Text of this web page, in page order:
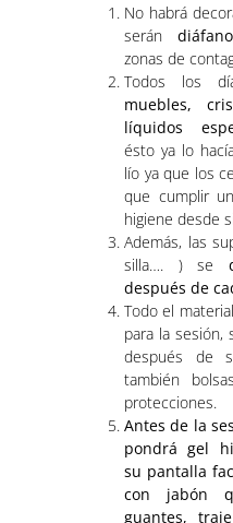
No habrá
serán
zonas de
Todos los
muebles,
líquidos
ésto ya lo
lío ya que los
que cumplir
higiene desde
Además, las
silla…. ) se
después de
Todo el
para la sesión,
después de
también
protecciones.
Antes de la
pondrá gel
su pantalla
con jabón
guantes,